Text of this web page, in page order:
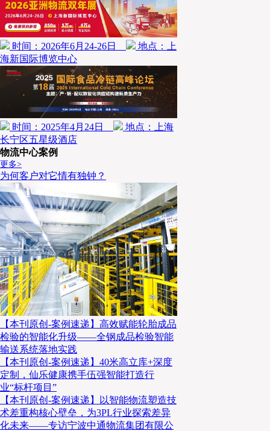
普关注我们
了解更多物流行业资讯
时间：2026年6月24-26日
地点：上
海新国际博览中心
时间：2025年4月24日
地点：上海
长宁区五星级酒店
物流中心案例
更多>
为何客户对它情有独钟？
【本刊原创-案例速递】高效赋能轮胎成品
检验的智能化升级——全钢成品检验智能
输送系统落地实践
【本刊原创-案例速递】40米高立库+深度
定制，仙乐健康携手伍强智能打造行
业“标杆项目”
【本刊原创-案例速递】以智能物流塑造技
术差重构核心壁垒，为3PL行业探索差异
化未来——专访宁波中通物流集团有限公